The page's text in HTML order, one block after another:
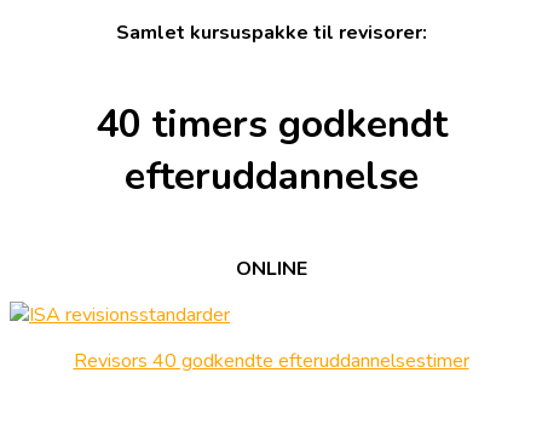
Samlet kursuspakke til revisorer:
40 timers godkendt
efteruddannelse
ONLINE
Revisors 40 godkendte efteruddannelsestimer